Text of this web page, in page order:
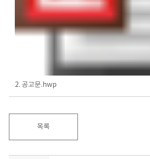
2. 공고문.hwp
목록